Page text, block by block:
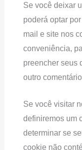
Se você deixar
poderá optar
mail e site nos
conveniência,
preencher seus
outro
Se você visitar
definiremos um
determinar se
cookie não